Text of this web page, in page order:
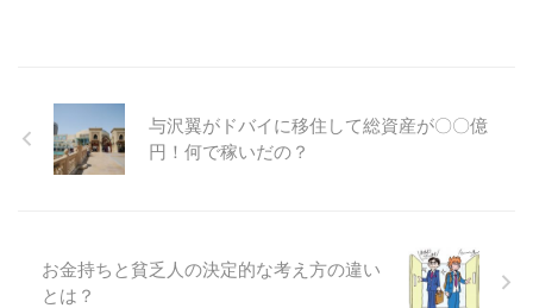
与沢翼がドバイに移住して総資産が〇〇億
円！何で稼いだの？
お金持ちと貧乏人の決定的な考え方の違い
とは？